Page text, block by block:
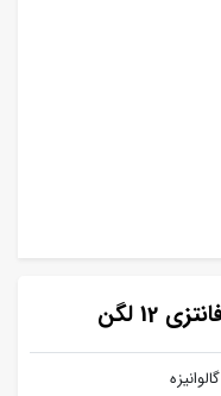
لگن
گالوانیزه